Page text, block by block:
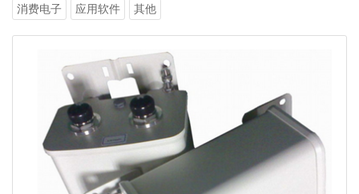
消费电子 应用软件 其他